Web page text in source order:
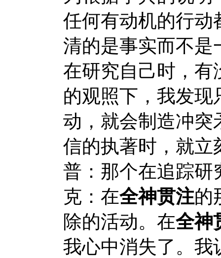
任何有动机的行动
清的是事实而不是
在研究自己时，有
的观照下，我发
动，就会制造冲突
信的执著时，就立
普：那个在追踪研
克：在全神贯注的
除的活动。在全神
我心中消失了。我